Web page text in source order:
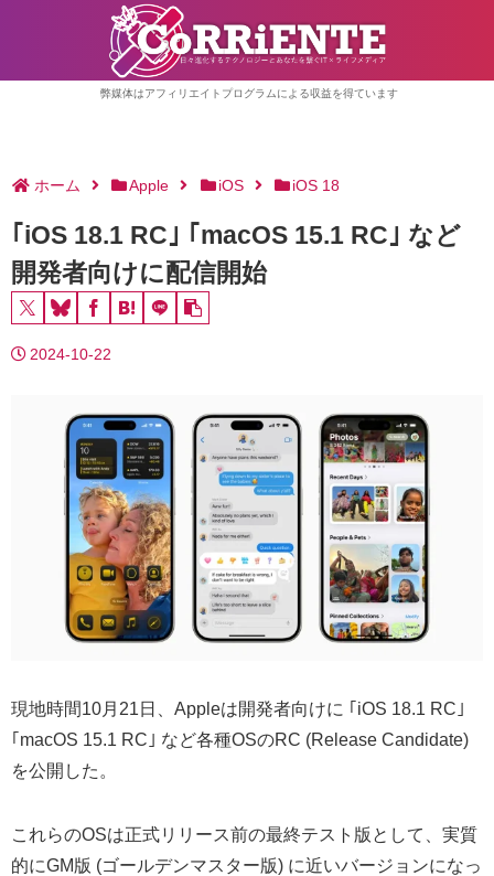
弊媒体はアフィリエイトプログラムによる収益を得ています
ホーム Apple iOS iOS 18
｢iOS 18.1 RC｣ ｢macOS 15.1 RC｣ など
開発者向けに配信開始
2024-10-22
現地時間10月21日、Appleは開発者向けに ｢iOS 18.1 RC｣
｢macOS 15.1 RC｣ など各種OSのRC (Release Candidate)
を公開した。
これらのOSは正式リリース前の最終テスト版として、実質
的にGM版 (ゴールデンマスター版) に近いバージョンになっ